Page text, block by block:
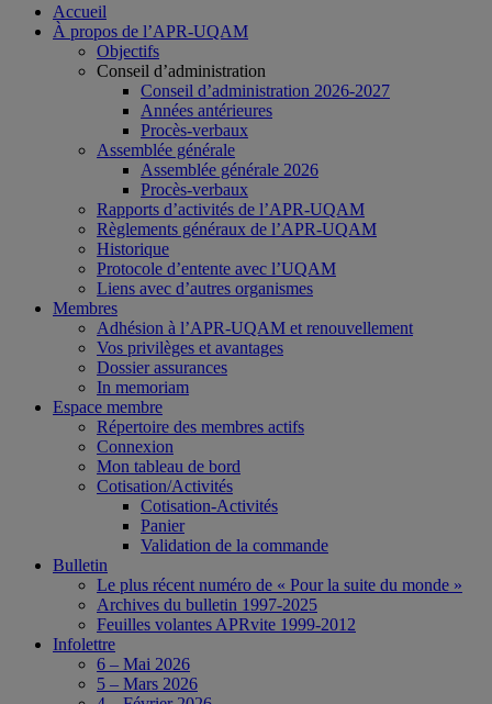
Accueil
À propos de l’APR-UQAM
Objectifs
Conseil d’administration
Conseil d’administration 2026-2027
Années antérieures
Procès-verbaux
Assemblée générale
Assemblée générale 2026
Procès-verbaux
Rapports d’activités de l’APR-UQAM
Règlements généraux de l’APR-UQAM
Historique
Protocole d’entente avec l’UQAM
Liens avec d’autres organismes
Membres
Adhésion à l’APR-UQAM et renouvellement
Vos privilèges et avantages
Dossier assurances
In memoriam
Espace membre
Répertoire des membres actifs
Connexion
Mon tableau de bord
Cotisation/Activités
Cotisation-Activités
Panier
Validation de la commande
Bulletin
Le plus récent numéro de « Pour la suite du monde »
Archives du bulletin 1997-2025
Feuilles volantes APRvite 1999-2012
Infolettre
6 – Mai 2026
5 – Mars 2026